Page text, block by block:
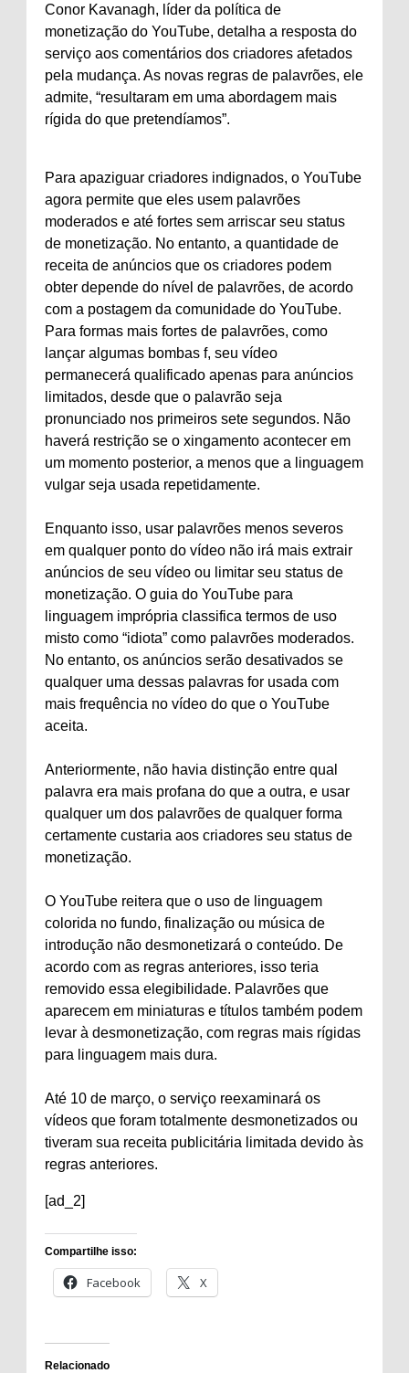
Conor Kavanagh, líder da política de
monetização do YouTube, detalha a resposta do
serviço aos comentários dos criadores afetados
pela mudança. As novas regras de palavrões, ele
admite, “resultaram em uma abordagem mais
rígida do que pretendíamos”.
Para apaziguar criadores indignados, o YouTube
agora permite que eles usem palavrões
moderados e até fortes sem arriscar seu status
de monetização. No entanto, a quantidade de
receita de anúncios que os criadores podem
obter depende do nível de palavrões, de acordo
com a postagem da comunidade do YouTube.
Para formas mais fortes de palavrões, como
lançar algumas bombas f, seu vídeo
permanecerá qualificado apenas para anúncios
limitados, desde que o palavrão seja
pronunciado nos primeiros sete segundos. Não
haverá restrição se o xingamento acontecer em
um momento posterior, a menos que a linguagem
vulgar seja usada repetidamente.
Enquanto isso, usar palavrões menos severos
em qualquer ponto do vídeo não irá mais extrair
anúncios de seu vídeo ou limitar seu status de
monetização. O guia do YouTube para
linguagem imprópria classifica termos de uso
misto como “idiota” como palavrões moderados.
No entanto, os anúncios serão desativados se
qualquer uma dessas palavras for usada com
mais frequência no vídeo do que o YouTube
aceita.
Anteriormente, não havia distinção entre qual
palavra era mais profana do que a outra, e usar
qualquer um dos palavrões de qualquer forma
certamente custaria aos criadores seu status de
monetização.
O YouTube reitera que o uso de linguagem
colorida no fundo, finalização ou música de
introdução não desmonetizará o conteúdo. De
acordo com as regras anteriores, isso teria
removido essa elegibilidade. Palavrões que
aparecem em miniaturas e títulos também podem
levar à desmonetização, com regras mais rígidas
para linguagem mais dura.
Até 10 de março, o serviço reexaminará os
vídeos que foram totalmente desmonetizados ou
tiveram sua receita publicitária limitada devido às
regras anteriores.
[ad_2]
Compartilhe isso:
Facebook X
Relacionado